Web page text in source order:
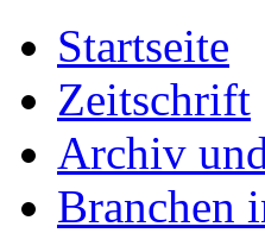
Startseite
Zeitschrift
Archiv
Branchen